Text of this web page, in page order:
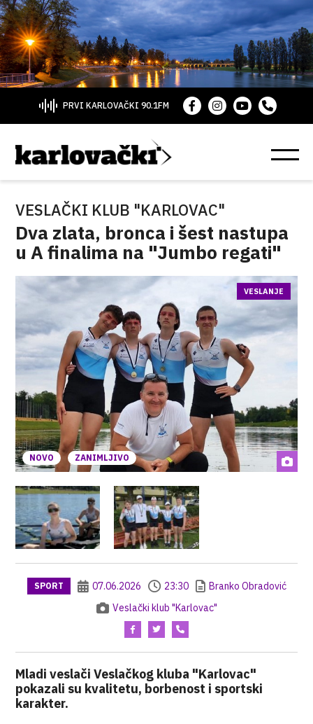
PRVI KARLOVAČKI 90.1FM
VESLAČKI KLUB "KARLOVAC"
Dva zlata, bronca i šest nastupa
u A finalima na "Jumbo regati"
NOVO ZANIMLJIVO
VESLANJE
SPORT 07.06.2026 23:30
Branko Obradović
Veslački klub "Karlovac"
Mladi veslači Veslačkog kluba "Karlovac"
pokazali su kvalitetu, borbenost i sportski
karakter.